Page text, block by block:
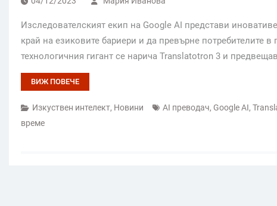
Изследователският екип на Google AI представи
край на езиковите бариери и да превърне потребителите
технологичния гигант се нарича Translatotron 3 и
ВИЖ ПОВЕЧЕ
Изкуствен интелект, Новини AI преводач, Google AI,
време